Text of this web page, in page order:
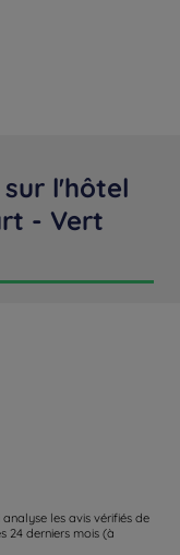
sur l'hôtel
- Vert
les avis vérifiés de
24 derniers mois (à